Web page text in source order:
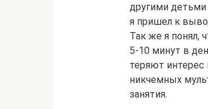
другими
я пришел к
Так же я понял,
5-10 минут в
теряют
никчемных
занятия.